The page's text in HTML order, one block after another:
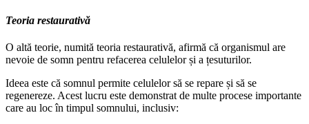
Teoria restaurativă
O altă teorie, numită teoria restaurativă, afirmă că organismul are
nevoie de somn pentru refacerea celulelor și a țesuturilor.
Ideea este că somnul permite celulelor să se repare și să se
regenereze. Acest lucru este demonstrat de multe procese importante
care au loc în timpul somnului, inclusiv: